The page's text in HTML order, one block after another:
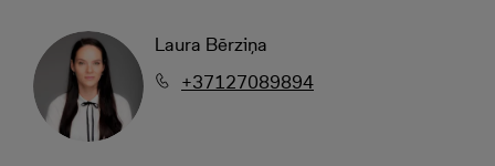
Laura Bērziņa
+37127089894